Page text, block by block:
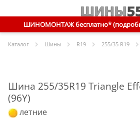
ШИНОМОНТАЖ бесплатно*
Каталог Шины R19 255/35 R19
Шина 255/35R19 Triangle
(96Y)
летние